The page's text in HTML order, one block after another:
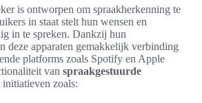
is ontworpen om spraakherkenning te
in staat stelt hun wensen en
in te spreken. Dankzij hun
deze apparaten gemakkelijk verbinding
platforms zoals Spotify en Apple
van spraakgestuurde
initiatieven zoals: